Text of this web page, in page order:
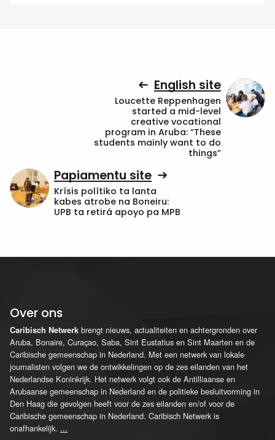
English site
Loucette Reppenhagen
started a mid-level
creative vocational
program in Aruba: “These
students mainly want to do
things”
Papiamentu site
Krísis polítiko ta lanta
kabes atrobe na Boneiru:
UPB ta retirá apoyo pa MPB
Over ons
Caribisch Netwerk brengt nieuws, actualiteiten en achtergronden over
Aruba, Bonaire, Curaçao, Saba, Sint Eustatius en Sint Maarten en de
Caribische gemeenschap in Nederland. Met een netwerk van lokale
journalisten volgen we de ontwikkelingen op de zes eilanden van het
Nederlandse Koninkrijk. Het netwerk volgt ook de Antilliaanse en
Arubaanse gemeenschap in Nederland en de politieke besluitvorming in
Den Haag die gevolgen heeft voor de zes eilanden en/of voor de
Caribische gemeenschap in Nederland. Caribisch Netwerk is
onafhankelijk. ...